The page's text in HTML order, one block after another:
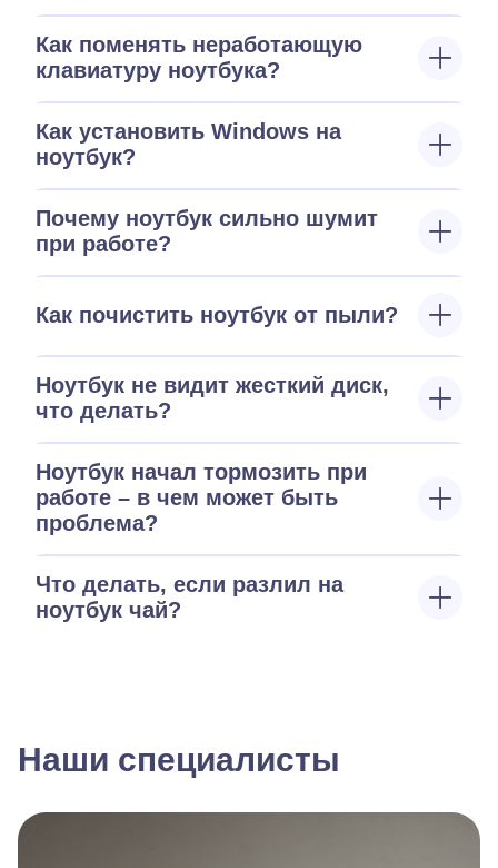
Как поменять неработающую
клавиатуру ноутбука?
Как установить Windows на
ноутбук?
Почему ноутбук сильно шумит
при работе?
Как почистить ноутбук от пыли?
Ноутбук не видит жесткий диск,
что делать?
Ноутбук начал тормозить при
работе – в чем может быть
проблема?
Что делать, если разлил на
ноутбук чай?
Наши специалисты